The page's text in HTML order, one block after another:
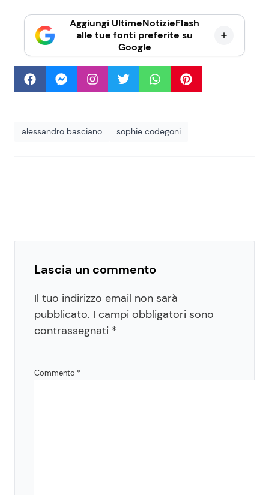
Aggiungi UltimeNotizieFlash
alle tue fonti preferite su
Google
alessandro basciano sophie codegoni
Lascia un commento
Il tuo indirizzo email non sarà
pubblicato. I campi obbligatori sono
contrassegnati *
Commento *